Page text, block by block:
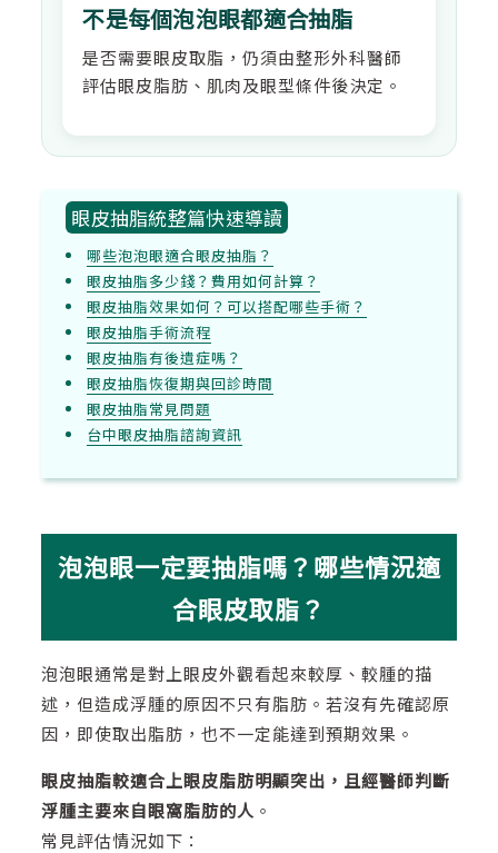
不是每個泡泡眼都適合抽脂
是否需要眼皮取脂，仍須由整形外科醫師
評估眼皮脂肪、肌肉及眼型條件後決定。
眼皮抽脂統整篇快速導讀
哪些泡泡眼適合眼皮抽脂？
眼皮抽脂多少錢？費用如何計算？
眼皮抽脂效果如何？可以搭配哪些手術？
眼皮抽脂手術流程
眼皮抽脂有後遺症嗎？
眼皮抽脂恢復期與回診時間
眼皮抽脂常見問題
台中眼皮抽脂諮詢資訊
泡泡眼一定要抽脂嗎？哪些情況適
合眼皮取脂？
泡泡眼通常是對上眼皮外觀看起來較厚、較腫的描
述，但造成浮腫的原因不只有脂肪。若沒有先確認原
因，即使取出脂肪，也不一定能達到預期效果。
眼皮抽脂較適合上眼皮脂肪明顯突出，且經醫師判斷
浮腫主要來自眼窩脂肪的人 。
常見評估情況如下：